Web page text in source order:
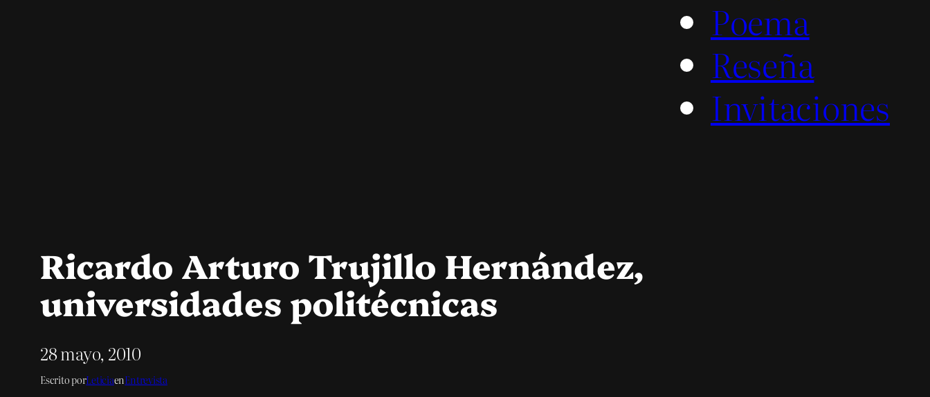
Poema
Reseña
Invitaciones
Ricardo Arturo Trujillo Hernández,
universidades politécnicas
28 mayo, 2010
Escrito porLeticiaenEntrevista